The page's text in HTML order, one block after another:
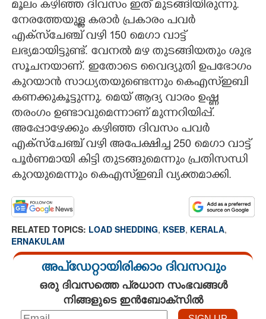
മൂലം കഴിഞ്ഞ ദിവസം ഇത് മുടങ്ങിയിരുന്നു.
നേരത്തേയുള്ള കരാർ പ്രകാരം പവർ
എക്സ്ചേഞ്ച് വഴി 150 മെഗാ വാട്ട്
ലഭ്യമായിട്ടുണ്ട്. വേനൽ മഴ തുടങ്ങിയതും ശുഭ
സൂചനയാണ്. ഇതോടെ വൈദ്യുതി ഉപഭോഗം
കുറയാൻ സാധ്യതയുണ്ടെന്നും കെഎസ്ഇബി
കണക്കുകൂട്ടുന്നു. മെയ് ആദ്യ വാരം ഉഷ്ണ
തരംഗം ഉണ്ടാവുമെന്നാണ് മുന്നറിയിപ്പ്.
അപ്പോഴേക്കും കഴിഞ്ഞ ദിവസം പവർ
എക്സ്ചേഞ്ച് വഴി അപേക്ഷിച്ച 250 മെഗാ വാട്ട്
പൂർണമായി കിട്ടി തുടങ്ങുമെന്നും പ്രതിസന്ധി
കുറയുമെന്നും കെഎസ്ഇബി വ്യക്തമാക്കി.
RELATED TOPICS: LOAD SHEDDING, KSEB, KERALA,
ERNAKULAM
അപ്ഡേറ്റായിരിക്കാം ദിവസവും
ഒരു ദിവസത്തെ പ്രധാന സംഭവങ്ങൾ
നിങ്ങളുടെ ഇൻബോക്സിൽ